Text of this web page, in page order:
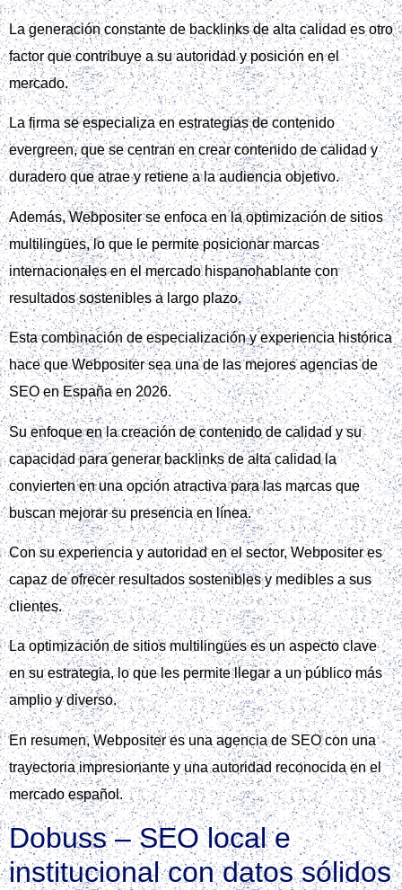
La generación constante de backlinks de alta calidad es otro
factor que contribuye a su autoridad y posición en el
mercado.
La firma se especializa en estrategias de contenido
evergreen, que se centran en crear contenido de calidad y
duradero que atrae y retiene a la audiencia objetivo.
Además, Webpositer se enfoca en la optimización de sitios
multilingües, lo que le permite posicionar marcas
internacionales en el mercado hispanohablante con
resultados sostenibles a largo plazo.
Esta combinación de especialización y experiencia histórica
hace que Webpositer sea una de las mejores agencias de
SEO en España en 2026.
Su enfoque en la creación de contenido de calidad y su
capacidad para generar backlinks de alta calidad la
convierten en una opción atractiva para las marcas que
buscan mejorar su presencia en línea.
Con su experiencia y autoridad en el sector, Webpositer es
capaz de ofrecer resultados sostenibles y medibles a sus
clientes.
La optimización de sitios multilingües es un aspecto clave
en su estrategia, lo que les permite llegar a un público más
amplio y diverso.
En resumen, Webpositer es una agencia de SEO con una
trayectoria impresionante y una autoridad reconocida en el
mercado español.
Dobuss – SEO local e
institucional con datos sólidos